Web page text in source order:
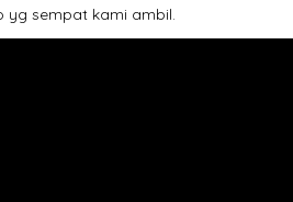
yg sempat kami ambil.